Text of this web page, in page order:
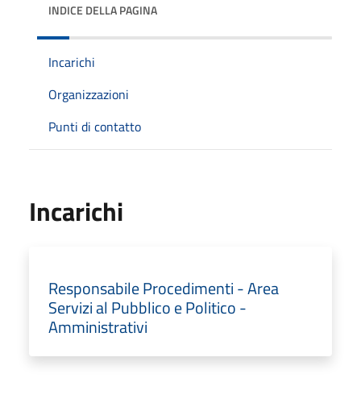
INDICE DELLA PAGINA
Incarichi
Organizzazioni
Punti di contatto
Incarichi
Responsabile Procedimenti - Area
Servizi al Pubblico e Politico -
Amministrativi